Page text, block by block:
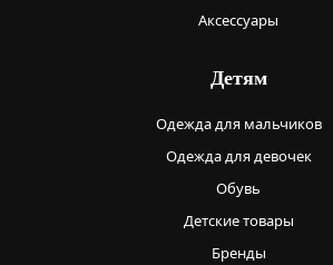
Аксессуары
Детям
Одежда для мальчиков
Одежда для девочек
Обувь
Детские товары
Бренды